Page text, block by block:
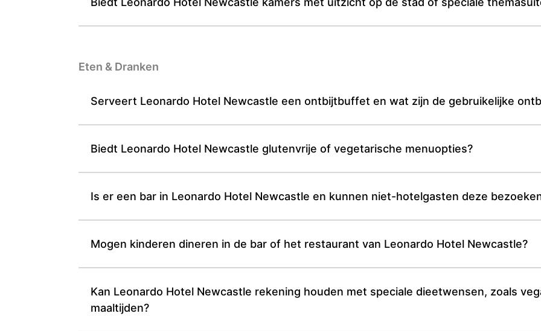
Eten & Dranken
Serveert Leonardo Hotel Newcastle een ontbijtbuffet en wat zijn de gebruikelijke
Biedt Leonardo Hotel Newcastle glutenvrije of vegetarische menuopties?
Is er een bar in Leonardo Hotel Newcastle en kunnen niet-hotelgasten deze
Mogen kinderen dineren in de bar of het restaurant van Leonardo Hotel Newcastle?
Kan Leonardo Hotel Newcastle rekening houden met speciale dieetwensen, zoals
maaltijden?